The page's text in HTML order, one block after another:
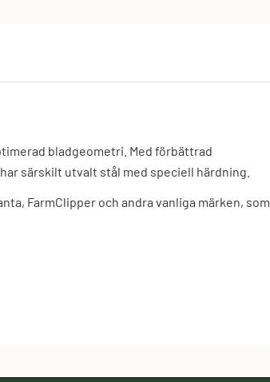
bladgeometri. Med förbättrad
särskilt utvalt stål med speciell härdning.
FarmClipper och andra vanliga märken, som